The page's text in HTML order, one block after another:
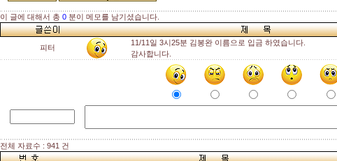
이 글에 대해서 총 0 분이 메모를 남기셨습니다.
피터
11/11일 3시25분 김봉완 이름으로 입금 하였습니다.
감사합니다.
전체 자료수 : 941 건